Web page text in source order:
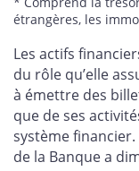
étrangères, les
Les actifs
du rôle qu’elle
à émettre des
que de ses
système
de la Banque a